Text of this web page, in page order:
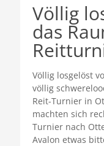
Völlig
das
Völlig losgelöst
völlig
Reit-Turnier in
machten sich
Turnier nach
Avalon etwas